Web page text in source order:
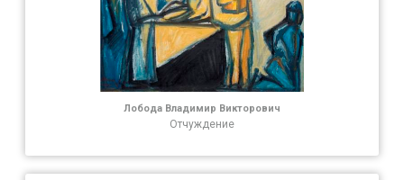
Лобода Владимир Викторович
Отчуждение